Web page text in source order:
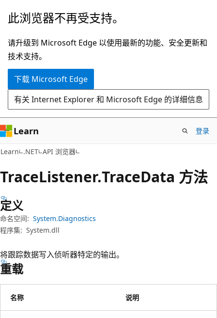
跳
主
要
内
跳
页
内
导
此浏览器不再受支持。
请升级到 Microsoft Edge 以使用最新的功能、安全更新和
技术支持。
下载 Microsoft Edge
有关 Internet Explorer 和 Microsoft Edge 的详细信息
Learn 登录
Learn .NET API 浏览器
TraceListener.TraceData 方法
定义
命名空间: System.Diagnostics
程序集: System.dll
将跟踪数据写入侦听器特定的输出。
重载
名称 说明